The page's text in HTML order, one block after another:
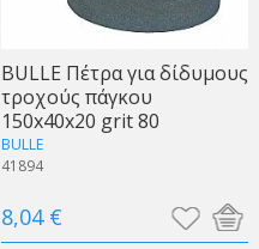
BULLE Πέτρα για δίδυμους
τροχούς πάγκου
150x40x20 grit 80
BULLE
41894
8,04 €